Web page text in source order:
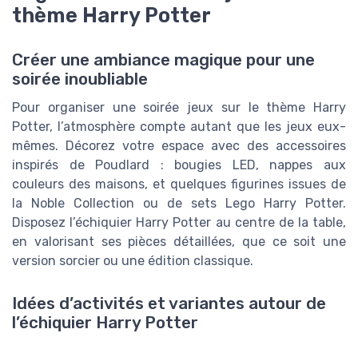
thème Harry Potter
Créer une ambiance magique pour une
soirée inoubliable
Pour organiser une soirée jeux sur le thème Harry
Potter, l’atmosphère compte autant que les jeux eux-
mêmes. Décorez votre espace avec des accessoires
inspirés de Poudlard : bougies LED, nappes aux
couleurs des maisons, et quelques figurines issues de
la Noble Collection ou de sets Lego Harry Potter.
Disposez l’échiquier Harry Potter au centre de la table,
en valorisant ses pièces détaillées, que ce soit une
version sorcier ou une édition classique.
Idées d’activités et variantes autour de
l’échiquier Harry Potter